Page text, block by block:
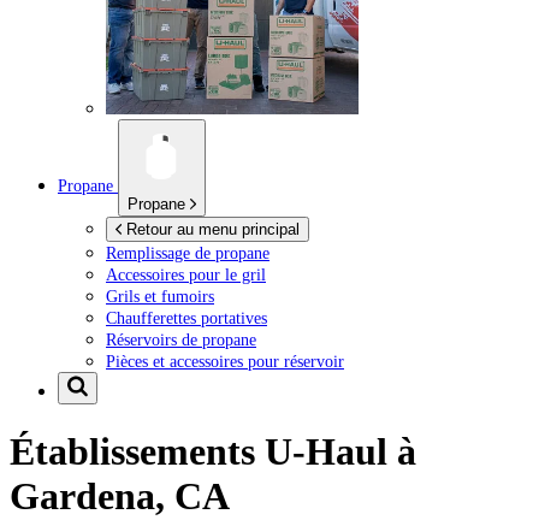
Propane
Propane
Retour au menu principal
Remplissage de propane
Accessoires pour le gril
Grils et fumoirs
Chaufferettes portatives
Réservoirs de propane
Pièces et accessoires pour réservoir
Établissements U-Haul à
Gardena, CA